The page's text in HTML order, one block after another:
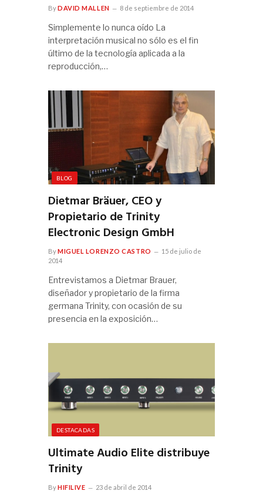
ByDAVID MALLEN 8 de septiembre de 2014
Simplemente lo nunca oído La
interpretación musical no sólo es el fin
último de la tecnología aplicada a la
reproducción,…
BLOG
Dietmar Bräuer, CEO y
Propietario de Trinity
Electronic Design GmbH
ByMIGUEL LORENZO CASTRO
15 de julio de
2014
Entrevistamos a Dietmar Brauer,
diseñador y propietario de la firma
germana Trinity, con ocasión de su
presencia en la exposición…
DESTACADAS
Ultimate Audio Elite distribuye
Trinity
ByHIFILIVE 23 de abril de 2014